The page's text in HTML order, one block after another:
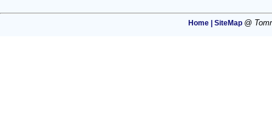
Home | SiteMap @